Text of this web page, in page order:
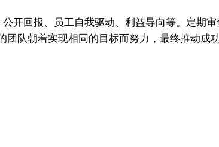
开回报、员工自我驱动、利益导向等。定期
队朝着实现相同的目标而努力，最终推动成功